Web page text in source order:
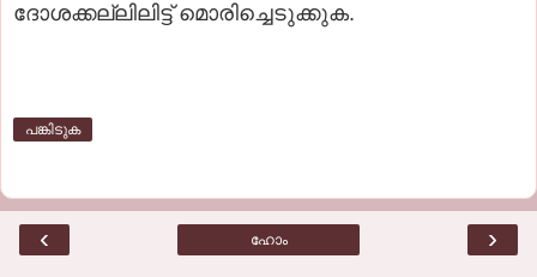
ദോശക്കല്ലിലിട്ട് മൊരിച്ചെടുക്കുക.
പങ്കിടുക
‹ ›
ഹോം